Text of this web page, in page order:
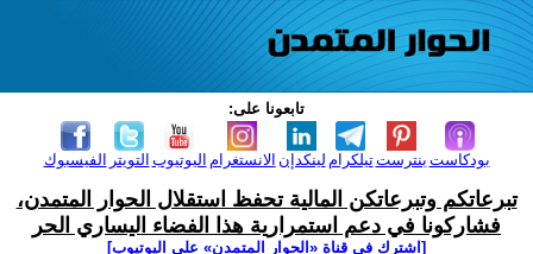
تابعونا على:
الفيسبوك التويتر اليوتيوب الانستغرام لينكدإن تيلكرامبنترست بودكاست
تبرعاتكم وتبرعاتكن المالية تحفظ استقلال الحوار المتمدن،
فشاركونا في دعم استمرارية هذا الفضاء اليساري الحر
[اشترك في قناة ‫«الحوار المتمدن» على اليوتيوب]